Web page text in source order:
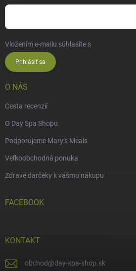
Vložením e-mailu súhlasíte s
Prihlásiť sa
O NÁS
Cesta recenzií
O Day Spa Shopu
Podporujeme Mary’s Meals
Veľkoobchodná ponuka
Zdravé darčeky k vášmu nákupu
FACEBOOK
KONTAKT
obchod@day-spa-shop.sk